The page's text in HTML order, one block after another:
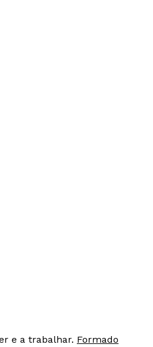
e a trabalhar. Formado